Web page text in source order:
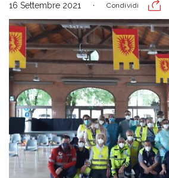
16 Settembre 2021 Condividi